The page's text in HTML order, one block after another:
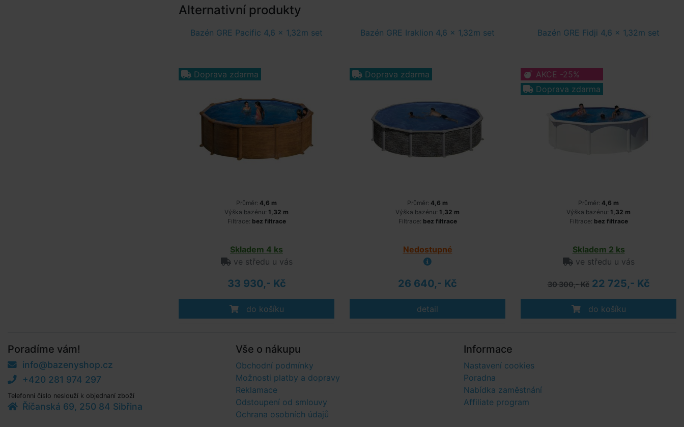
Alternativní produkty
Bazén GRE Pacific 4,6 x 1,32m set
Doprava zdarma
Průměr: 4,6 m
Výška bazénu: 1,32 m
Filtrace: bez filtrace
Skladem 4 ks
ve středu u vás
33 930,- Kč
do košíku
Bazén GRE Iraklion 4,6 x 1,32m set
Doprava zdarma
Průměr: 4,6 m
Výška bazénu: 1,32 m
Filtrace: bez filtrace
Nedostupné
26 640,- Kč
detail
Bazén GRE Fidji 4,6 x 1,32m set
AKCE -25%
Doprava zdarma
Průměr: 4,6 m
Výška bazénu: 1,32 m
Filtrace: bez filtrace
Skladem 2 ks
ve středu u vás
30 300,- Kč22 725,- Kč
do košíku
Poradíme vám!
info@bazenyshop.cz
+420 281 974 297
Telefonní číslo neslouží k objednaní zboží
Říčanská 69, 250 84 Sibřina
Vše o nákupu
Obchodní podmínky
Možnosti platby a dopravy
Reklamace
Odstoupení od smlouvy
Ochrana osobních údajů
Informace
Nastavení cookies
Poradna
Nabídka zaměstnání
Affiliate program